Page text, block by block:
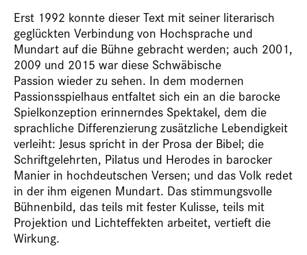
Erst 1992 konnte dieser Text mit seiner literarisch
geglückten Verbindung von Hochsprache und
Mundart auf die Bühne gebracht werden; auch 2001,
2009 und 2015 war diese Schwäbische
Passion wieder zu sehen. In dem modernen
Passionsspielhaus entfaltet sich ein an die barocke
Spielkonzeption erinnerndes Spektakel, dem die
sprachliche Differenzierung zusätzliche Lebendigkeit
verleiht: Jesus spricht in der Prosa der Bibel; die
Schriftgelehrten, Pilatus und Herodes in barocker
Manier in hochdeutschen Versen; und das Volk redet
in der ihm eigenen Mundart. Das stimmungsvolle
Bühnenbild, das teils mit fester Kulisse, teils mit
Projektion und Lichteffekten arbeitet, vertieft die
Wirkung.